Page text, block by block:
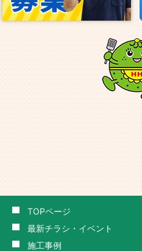
TOPページ
最新チラシ・イベント
施工事例